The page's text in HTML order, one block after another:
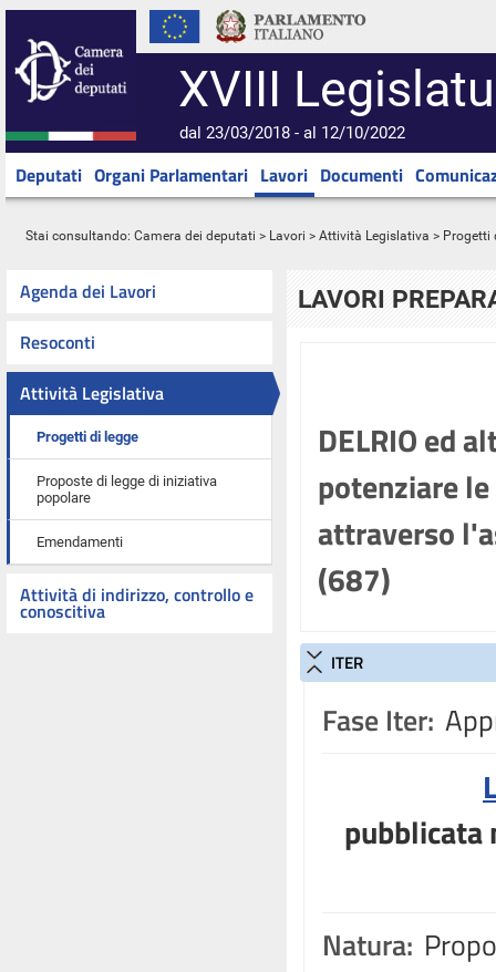
XVIII
dal 23/03/2018 - al 12/10/2022
Deputati Organi Parlamentari Lavori Documenti
Stai consultando: Camera dei deputati > Lavori > Attività Legislativa > Progetti
Agenda dei Lavori
Resoconti
Attività Legislativa
Progetti di legge
Proposte di legge di iniziativa
popolare
Emendamenti
Attività di indirizzo, controllo e
conoscitiva
LAVORI
DELRIO ed
potenziare
attraverso
(687)
ITER
Fase Iter:
pubblicata
Natura: